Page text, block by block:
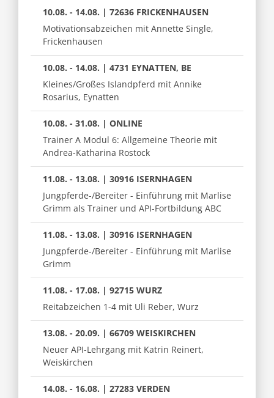
10.08. - 14.08. | 72636 FRICKENHAUSEN
Motivationsabzeichen mit Annette Single,
Frickenhausen
10.08. - 14.08. | 4731 EYNATTEN, BE
Kleines/Großes Islandpferd mit Annike
Rosarius, Eynatten
10.08. - 31.08. | ONLINE
Trainer A Modul 6: Allgemeine Theorie mit
Andrea-Katharina Rostock
11.08. - 13.08. | 30916 ISERNHAGEN
Jungpferde-/Bereiter - Einführung mit Marlise
Grimm als Trainer und API-Fortbildung ABC
11.08. - 13.08. | 30916 ISERNHAGEN
Jungpferde-/Bereiter - Einführung mit Marlise
Grimm
11.08. - 17.08. | 92715 WURZ
Reitabzeichen 1-4 mit Uli Reber, Wurz
13.08. - 20.09. | 66709 WEISKIRCHEN
Neuer API-Lehrgang mit Katrin Reinert,
Weiskirchen
14.08. - 16.08. | 27283 VERDEN